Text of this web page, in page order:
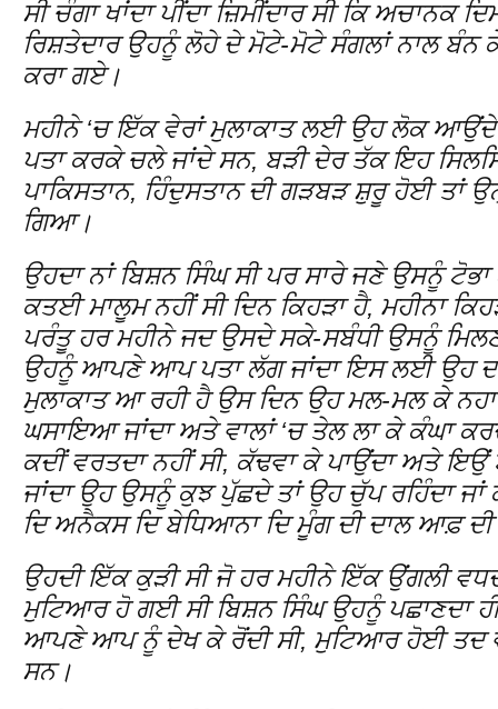
ਸੀ ਚੰਗਾ ਖਾਂਦਾ ਪੀਂਦਾ ਜ਼ਿਮੀਂਦਾਰ ਸੀ ਕਿ ਅਚਾਨਕ
ਰਿਸ਼ਤੇਦਾਰ ਉਹਨੂੰ ਲੋਹੇ ਦੇ ਮੋਟੇ-ਮੋਟੇ ਸੰਗਲਾਂ ਨਾਲ ਬੰਨ
ਕਰਾ ਗਏ।
ਮਹੀਨੇ ‘ਚ ਇੱਕ ਵੇਰਾਂ ਮੁਲਾਕਾਤ ਲਈ ਉਹ ਲੋਕ
ਪਤਾ ਕਰਕੇ ਚਲੇ ਜਾਂਦੇ ਸਨ, ਬੜੀ ਦੇਰ ਤੱਕ ਇਹ
ਪਾਕਿਸਤਾਨ, ਹਿੰਦੁਸਤਾਨ ਦੀ ਗੜਬੜ ਸ਼ੁਰੂ ਹੋਈ ਤਾਂ
ਗਿਆ।
ਉਹਦਾ ਨਾਂ ਬਿਸ਼ਨ ਸਿੰਘ ਸੀ ਪਰ ਸਾਰੇ ਜਣੇ ਉਸਨੂੰ
ਕਤਈ ਮਾਲੂਮ ਨਹੀਂ ਸੀ ਦਿਨ ਕਿਹੜਾ ਹੈ, ਮਹੀਨਾ
ਪਰੰਤੂ ਹਰ ਮਹੀਨੇ ਜਦ ਉਸਦੇ ਸਕੇ-ਸਬੰਧੀ ਉਸਨੂੰ
ਉਹਨੂੰ ਆਪਣੇ ਆਪ ਪਤਾ ਲੱਗ ਜਾਂਦਾ ਇਸ ਲਈ ਉਹ
ਮੁਲਾਕਾਤ ਆ ਰਹੀ ਹੈ ਉਸ ਦਿਨ ਉਹ ਮਲ-ਮਲ ਕੇ
ਘਸਾਇਆ ਜਾਂਦਾ ਅਤੇ ਵਾਲਾਂ ‘ਚ ਤੇਲ ਲਾ ਕੇ ਕੰਘਾ
ਕਦੀਂ ਵਰਤਦਾ ਨਹੀਂ ਸੀ, ਕੱਢਵਾ ਕੇ ਪਾਉਂਦਾ ਅਤੇ
ਜਾਂਦਾ ਉਹ ਉਸਨੂੰ ਕੁਝ ਪੁੱਛਦੇ ਤਾਂ ਉਹ ਚੁੱਪ ਰਹਿੰਦਾ
ਦਿ ਅਨੈਕਸ ਦਿ ਬੇਧਿਆਨਾ ਦਿ ਮੂੰਗ ਦੀ ਦਾਲ ਆਫ਼ ਦੀ
ਉਹਦੀ ਇੱਕ ਕੁੜੀ ਸੀ ਜੋ ਹਰ ਮਹੀਨੇ ਇੱਕ ਉਂਗਲੀ
ਮੁਟਿਆਰ ਹੋ ਗਈ ਸੀ ਬਿਸ਼ਨ ਸਿੰਘ ਉਹਨੂੰ ਪਛਾਣਦਾ
ਆਪਣੇ ਆਪ ਨੂੰ ਦੇਖ ਕੇ ਰੋਂਦੀ ਸੀ, ਮੁਟਿਆਰ ਹੋਈ ਤਦ
ਸਨ।